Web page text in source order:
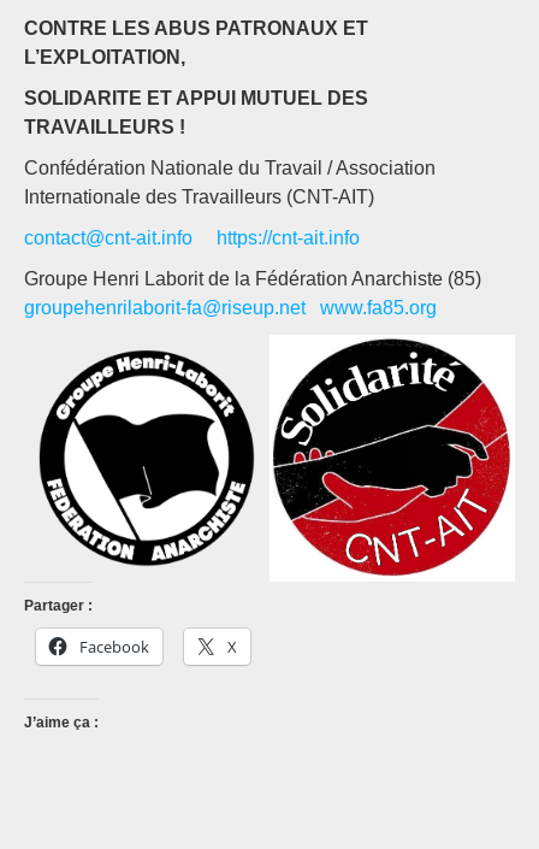
CONTRE LES ABUS PATRONAUX ET
L’EXPLOITATION,
SOLIDARITE ET APPUI MUTUEL DES
TRAVAILLEURS !
Confédération Nationale du Travail / Association
Internationale des Travailleurs (CNT-AIT)
contact@cnt-ait.info
https://cnt-ait.info
Groupe Henri Laborit de la Fédération Anarchiste (85)
groupehenrilaborit-fa@riseup.net
www.fa85.org
Partager :
Facebook X
J’aime ça :